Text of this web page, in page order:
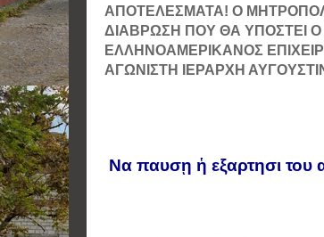
ΑΠΟΤΕΛΕΣΜΑΤΑ! Ο
ΔΙΑΒΡΩΣΗ ΠΟΥ ΘΑ ΥΠΟΣΤΕΙ
ΕΛΛΗΝΟΑΜΕΡΙΚΑΝΟΣ
ΑΓΩΝΙΣΤΗ ΙΕΡΑΡΧΗ
Να παυσῃ ἡ εξαρτησι